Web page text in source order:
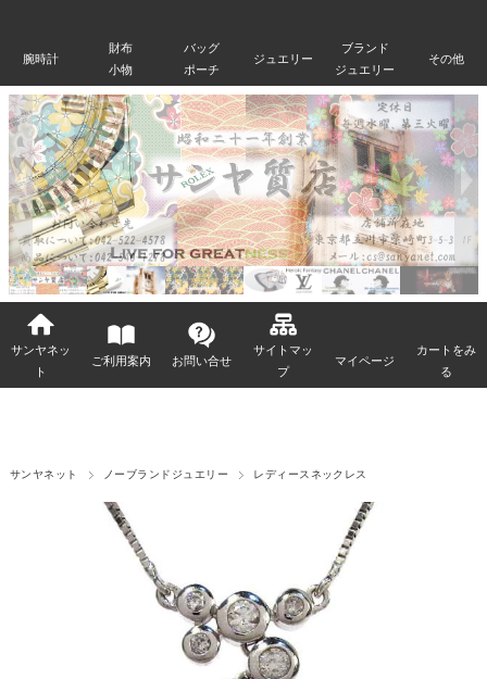
腕時計
財布
小物
バッグ
ポーチ
ジュエリー
ブランド
ジュエリー
その他
サンヤネッ
ト
ご利用案内 お問い合せ
サイトマッ
プ
マイページ
カートをみ
る
サンヤネット ノーブランドジュエリー レディースネックレス